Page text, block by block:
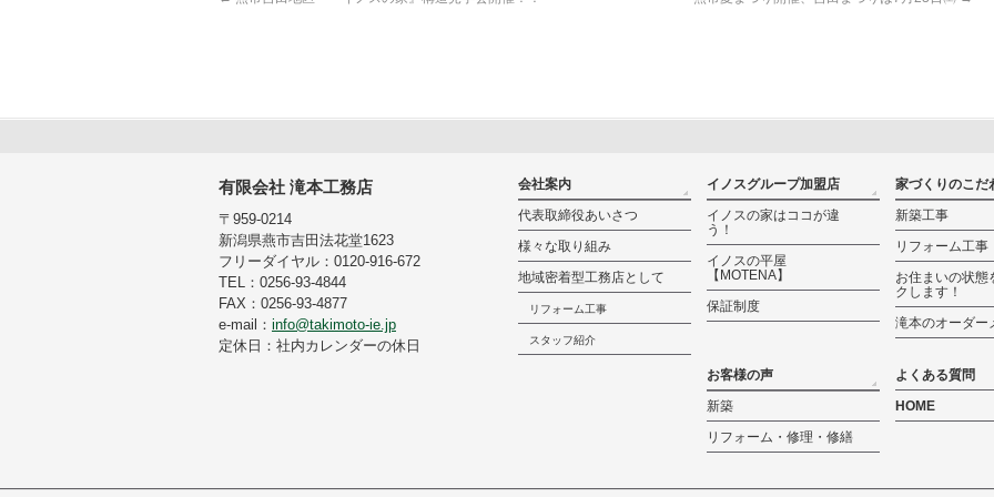
有限会社 滝本工務店
〒959-0214
新潟県燕市吉田法花堂1623
フリーダイヤル：0120-916-672
TEL：0256-93-4844
FAX：0256-93-4877
e-mail： info@takimoto-ie.jp
定休日：社内カレンダーの休日
会社案内
代表取締役あいさつ
様々な取り組み
地域密着型工務店として
リフォーム工事
スタッフ紹介
イノスグループ加盟店
イノスの家はココが違
う！
イノスの平屋
【MOTENA】
保証制度
家づくりのこだ
新築工事
リフォーム工事
お住まいの状態
クします！
滝本のオーダー
お客様の声
新築
リフォーム・修理・修繕
よくある質問
HOME